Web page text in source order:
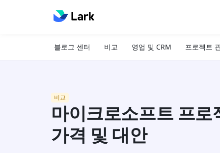
블로그 센터 비교 영업 및 CRM 프로젝트
비교
마이크로소프트 프로
가격 및 대안